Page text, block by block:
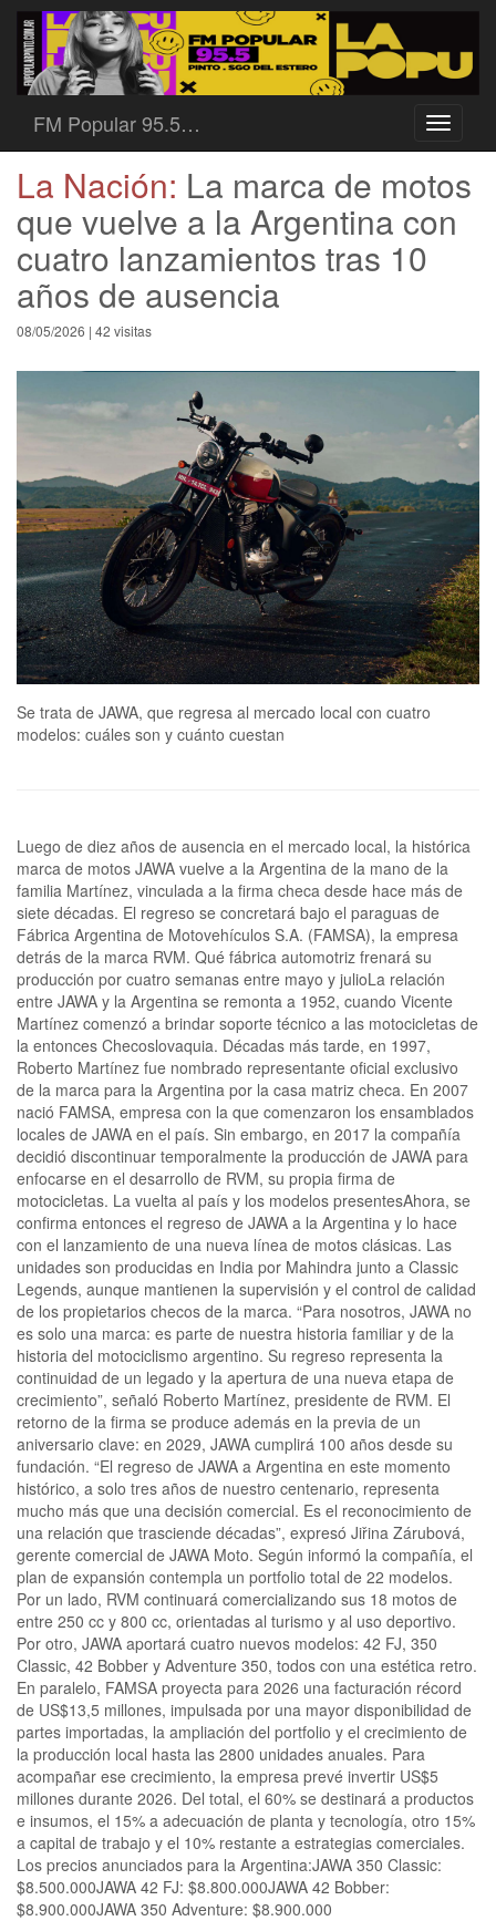
Toggle
FM Popular 95.5…
La Nación: La marca de motos
que vuelve a la Argentina con
cuatro lanzamientos tras 10
años de ausencia
08/05/2026 | 42 visitas
Se trata de JAWA, que regresa al mercado local con cuatro
modelos: cuáles son y cuánto cuestan
Luego de diez años de ausencia en el mercado local, la histórica
marca de motos JAWA vuelve a la Argentina de la mano de la
familia Martínez, vinculada a la firma checa desde hace más de
siete décadas. El regreso se concretará bajo el paraguas de
Fábrica Argentina de Motovehículos S.A. (FAMSA), la empresa
detrás de la marca RVM. Qué fábrica automotriz frenará su
producción por cuatro semanas entre mayo y julioLa relación
entre JAWA y la Argentina se remonta a 1952, cuando Vicente
Martínez comenzó a brindar soporte técnico a las motocicletas de
la entonces Checoslovaquia. Décadas más tarde, en 1997,
Roberto Martínez fue nombrado representante oficial exclusivo
de la marca para la Argentina por la casa matriz checa. En 2007
nació FAMSA, empresa con la que comenzaron los ensamblados
locales de JAWA en el país. Sin embargo, en 2017 la compañía
decidió discontinuar temporalmente la producción de JAWA para
enfocarse en el desarrollo de RVM, su propia firma de
motocicletas. La vuelta al país y los modelos presentesAhora, se
confirma entonces el regreso de JAWA a la Argentina y lo hace
con el lanzamiento de una nueva línea de motos clásicas. Las
unidades son producidas en India por Mahindra junto a Classic
Legends, aunque mantienen la supervisión y el control de calidad
de los propietarios checos de la marca. “Para nosotros, JAWA no
es solo una marca: es parte de nuestra historia familiar y de la
historia del motociclismo argentino. Su regreso representa la
continuidad de un legado y la apertura de una nueva etapa de
crecimiento”, señaló Roberto Martínez, presidente de RVM. El
retorno de la firma se produce además en la previa de un
aniversario clave: en 2029, JAWA cumplirá 100 años desde su
fundación. “El regreso de JAWA a Argentina en este momento
histórico, a solo tres años de nuestro centenario, representa
mucho más que una decisión comercial. Es el reconocimiento de
una relación que trasciende décadas”, expresó Jiřina Zárubová,
gerente comercial de JAWA Moto. Según informó la compañía, el
plan de expansión contempla un portfolio total de 22 modelos.
Por un lado, RVM continuará comercializando sus 18 motos de
entre 250 cc y 800 cc, orientadas al turismo y al uso deportivo.
Por otro, JAWA aportará cuatro nuevos modelos: 42 FJ, 350
Classic, 42 Bobber y Adventure 350, todos con una estética retro.
En paralelo, FAMSA proyecta para 2026 una facturación récord
de US$13,5 millones, impulsada por una mayor disponibilidad de
partes importadas, la ampliación del portfolio y el crecimiento de
la producción local hasta las 2800 unidades anuales. Para
acompañar ese crecimiento, la empresa prevé invertir US$5
millones durante 2026. Del total, el 60% se destinará a productos
e insumos, el 15% a adecuación de planta y tecnología, otro 15%
a capital de trabajo y el 10% restante a estrategias comerciales.
Los precios anunciados para la Argentina:JAWA 350 Classic:
$8.500.000JAWA 42 FJ: $8.800.000JAWA 42 Bobber:
$8.900.000JAWA 350 Adventure: $8.900.000